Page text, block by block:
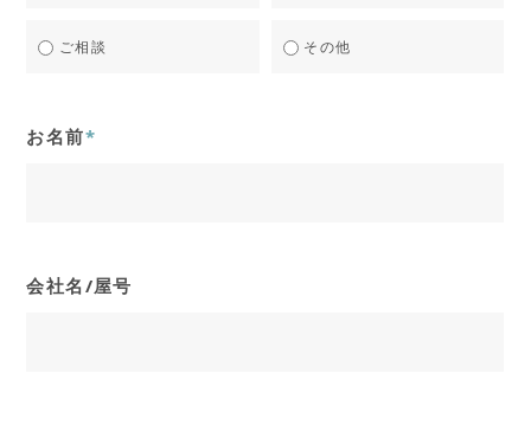
ご相談 その他
お名前*
会社名/屋号